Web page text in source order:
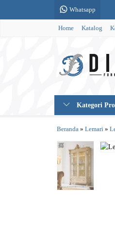
Whatsapp
Home Katalog
Kategori
Beranda » Lemari »